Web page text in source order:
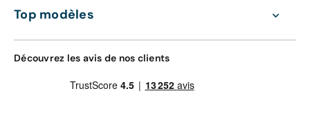
Top modèles
Découvrez les avis de nos clients